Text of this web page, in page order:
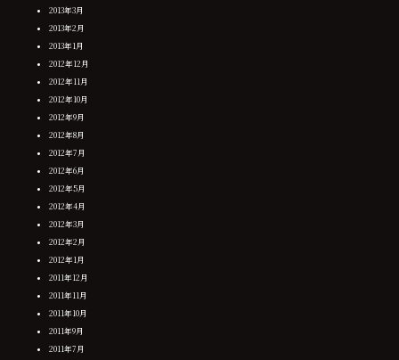
2013年3月
2013年2月
2013年1月
2012年12月
2012年11月
2012年10月
2012年9月
2012年8月
2012年7月
2012年6月
2012年5月
2012年4月
2012年3月
2012年2月
2012年1月
2011年12月
2011年11月
2011年10月
2011年9月
2011年7月